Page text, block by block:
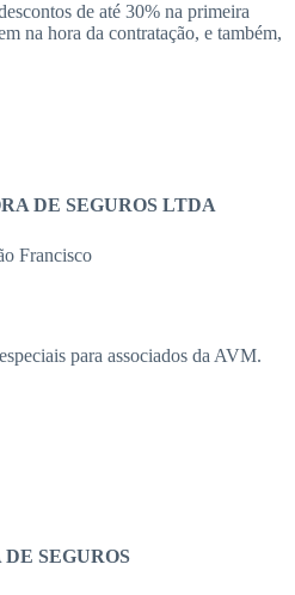
de até 30% na primeira
na hora da contratação, e também,
DE SEGUROS LTDA
Francisco
para associados da AVM.
SEGUROS